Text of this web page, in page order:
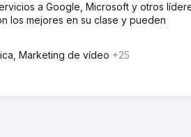
a Google, Microsoft y otros
los mejores en su clase y pueden
Marketing de vídeo +25